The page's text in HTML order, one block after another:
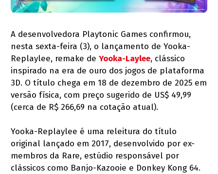
A desenvolvedora Playtonic Games confirmou,
nesta sexta-feira (3), o lançamento de Yooka-
Replaylee, remake deYooka-Laylee, clássico
inspirado na era de ouro dos jogos de plataforma
3D. O título chega em 18 de dezembro de 2025 em
versão física, com preço sugerido de US$ 49,99
(cerca de R$ 266,69 na cotação atual).
Yooka-Replaylee é uma releitura do título
original lançado em 2017, desenvolvido por ex-
membros da Rare, estúdio responsável por
clássicos como Banjo-Kazooie e Donkey Kong 64.